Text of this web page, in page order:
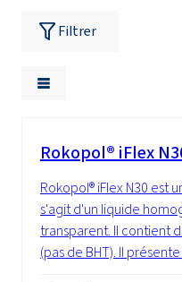
Filtrer
Rokopol® iFlex
Rokopol® iFlex N30 est
s'agit d'un liquide
transparent. Il contient
(pas de BHT). Il